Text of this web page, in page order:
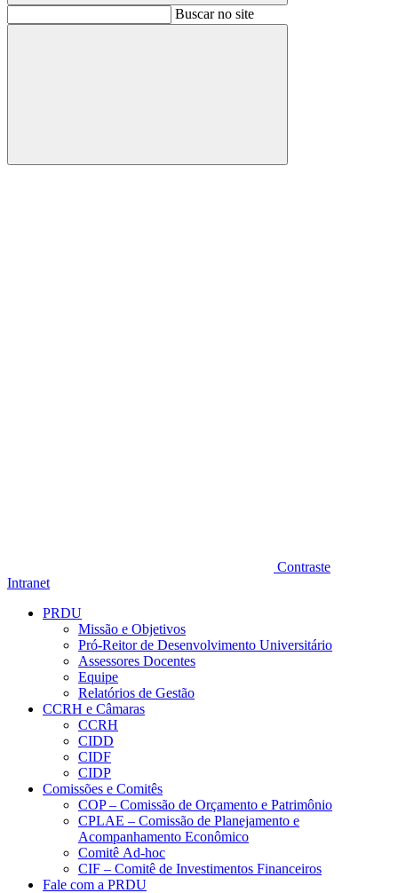
BuscarBuscar no site
Buscar
Contraste
Intranet
PRDU
Missão e Objetivos
Pró-Reitor de Desenvolvimento Universitário
Assessores Docentes
Equipe
Relatórios de Gestão
CCRH e Câmaras
CCRH
CIDD
CIDF
CIDP
Comissões e Comitês
COP – Comissão de Orçamento e Patrimônio
CPLAE – Comissão de Planejamento e
Acompanhamento Econômico
Comitê Ad-hoc
CIF – Comitê de Investimentos Financeiros
Fale com a PRDU